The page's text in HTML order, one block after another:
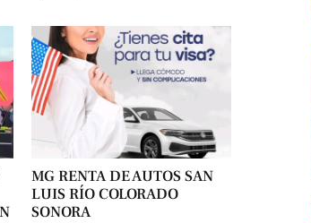
MG RENTA DE AUTOS SAN
LUIS RÍO COLORADO
SONORA